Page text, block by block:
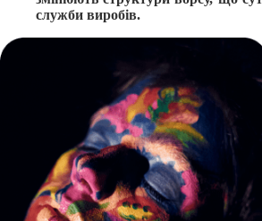
служби виробів.